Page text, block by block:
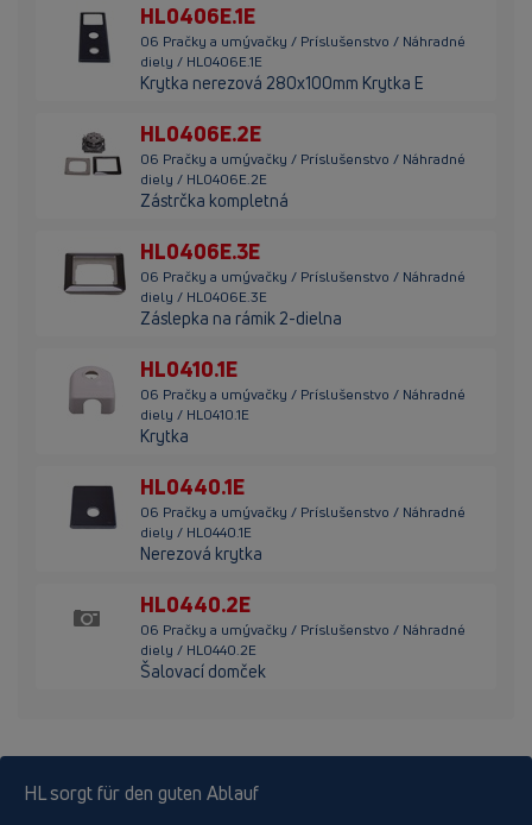
HL0406E.1E
06 Pračky a umývačky / Príslušenstvo / Náhradné
diely / HL0406E.1E
Krytka nerezová 280x100mm Krytka E
HL0406E.2E
06 Pračky a umývačky / Príslušenstvo / Náhradné
diely / HL0406E.2E
Zástrčka kompletná
HL0406E.3E
06 Pračky a umývačky / Príslušenstvo / Náhradné
diely / HL0406E.3E
Záslepka na rámik 2-dielna
HL0410.1E
06 Pračky a umývačky / Príslušenstvo / Náhradné
diely / HL0410.1E
Krytka
HL0440.1E
06 Pračky a umývačky / Príslušenstvo / Náhradné
diely / HL0440.1E
Nerezová krytka
HL0440.2E
06 Pračky a umývačky / Príslušenstvo / Náhradné
diely / HL0440.2E
Šalovací domček
HL sorgt für den guten Ablauf